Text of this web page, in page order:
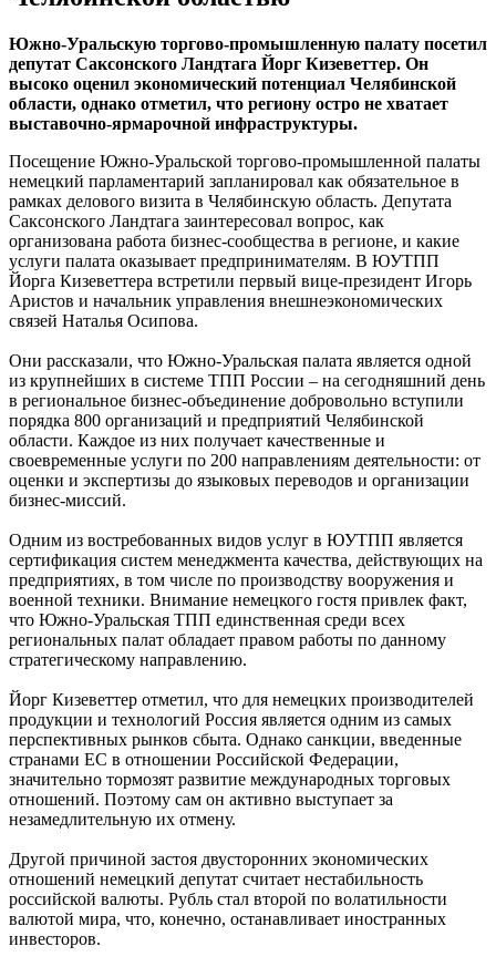
Южно-Уральскую торгово-промышленную палату посетил
депутат Саксонского Ландтага Йорг Кизеветтер. Он
высоко оценил экономический потенциал Челябинской
области, однако отметил, что региону остро не хватает
выставочно-ярмарочной инфраструктуры.
Посещение Южно-Уральской торгово-промышленной палаты
немецкий парламентарий запланировал как обязательное в
рамках делового визита в Челябинскую область. Депутата
Саксонского Ландтага заинтересовал вопрос, как
организована работа бизнес-сообщества в регионе, и какие
услуги палата оказывает предпринимателям. В ЮУТПП
Йорга Кизеветтера встретили первый вице-президент Игорь
Аристов и начальник управления внешнеэкономических
связей Наталья Осипова.
Они рассказали, что Южно-Уральская палата является одной
из крупнейших в системе ТПП России – на сегодняшний день
в региональное бизнес-объединение добровольно вступили
порядка 800 организаций и предприятий Челябинской
области. Каждое из них получает качественные и
своевременные услуги по 200 направлениям деятельности: от
оценки и экспертизы до языковых переводов и организации
бизнес-миссий.
Одним из востребованных видов услуг в ЮУТПП является
сертификация систем менеджмента качества, действующих на
предприятиях, в том числе по производству вооружения и
военной техники. Внимание немецкого гостя привлек факт,
что Южно-Уральская ТПП единственная среди всех
региональных палат обладает правом работы по данному
стратегическому направлению.
Йорг Кизеветтер отметил, что для немецких производителей
продукции и технологий Россия является одним из самых
перспективных рынков сбыта. Однако санкции, введенные
странами ЕС в отношении Российской Федерации,
значительно тормозят развитие международных торговых
отношений. Поэтому сам он активно выступает за
незамедлительную их отмену.
Другой причиной застоя двусторонних экономических
отношений немецкий депутат считает нестабильность
российской валюты. Рубль стал второй по волатильности
валютой мира, что, конечно, останавливает иностранных
инвесторов.